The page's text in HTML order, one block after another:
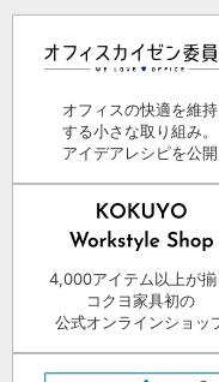
オフィスの快適を維持
する小さな取り組み。
アイデアレシピを公開
4,000アイテム以上が揃
コクヨ家具初の
公式オンラインショッ